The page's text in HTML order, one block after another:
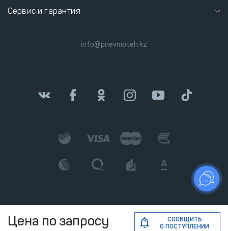
Цена по запросу
СООБЩИТЬ
О ПОСТУПЛЕНИИ
Сервис и гарантия
info@pnevmoteh.kz